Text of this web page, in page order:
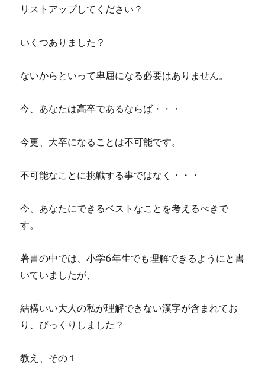
リストアップしてください？
いくつありました？
ないからといって卑屈になる必要はありません。
今、あなたは高卒であるならば・・・
今更、大卒になることは不可能です。
不可能なことに挑戦する事ではなく・・・
今、あなたにできるベストなことを考えるべきで
す。
著書の中では、小学6年生でも理解できるようにと書
いていましたが、
結構いい大人の私が理解できない漢字が含まれてお
り、びっくりしました？
教え、その１